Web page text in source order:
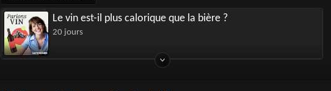
Le vin est-il plus calorique que la bière ?
20 jours